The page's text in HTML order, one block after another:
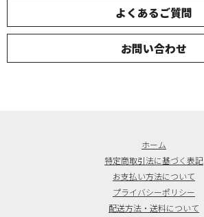
よくあるご質問
お問い合わせ
ホーム
特定商取引法に基づく表記
お支払い方法について
プライバシーポリシー
配送方法・送料について